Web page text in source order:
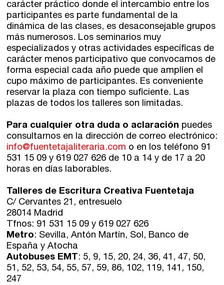
carácter práctico donde el intercambio entre los
participantes es parte fundamental de la
dinámica de las clases, es desaconsejable grupos
más numerosos. Los seminarios muy
especializados y otras actividades específicas de
carácter menos participativo que convocamos de
forma especial cada año puede que amplíen el
cupo máximo de participantes. Es conveniente
reservar la plaza con tiempo suficiente. Las
plazas de todos los talleres son limitadas.
Para cualquier otra duda o aclaración puedes
consultarnos en la dirección de correo electrónico:
info@fuentetajaliteraria.com o en los teléfono 91
531 15 09 y 619 027 626 de 10 a 14 y de 17 a 20
horas en días laborables.
Talleres de Escritura Creativa Fuentetaja
C/ Cervantes 21, entresuelo
28014 Madrid
Tfnos: 91 531 15 09 y 619 027 626
Metro: Sevilla, Antón Martín, Sol, Banco de
España y Atocha
Autobuses EMT : 5, 9, 15, 20, 24, 36, 41, 47, 50,
51, 52, 53, 54, 55, 57, 59, 86, 102, 119, 141, 150,
247